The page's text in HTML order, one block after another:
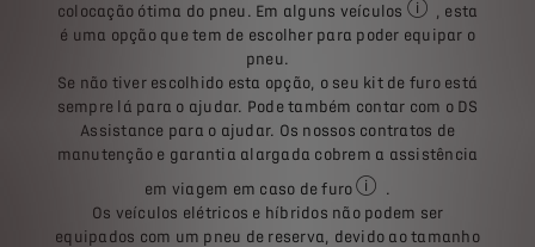
colocação ótima do pneu. Em alguns veículos
Pergunte ao seu
, esta
é uma opção que tem de escolher para poder equipar o
pneu.
Se não tiver escolhido esta opção, o seu kit de furo está
sempre lá para o ajudar. Pode também contar com o DS
Assistance para o ajudar. Os nossos contratos de
manutenção e garantia alargada cobrem a assistência
em viagem em caso de furo
Ver as condições
.
Os veículos elétricos e híbridos não podem ser
equipados com um pneu de reserva, devido ao tamanho